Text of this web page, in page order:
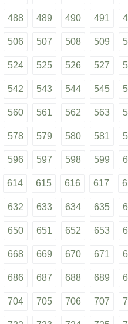
488 489 490 491
506 507 508 509
524 525 526 527
542 543 544 545
560 561 562 563
578 579 580 581
596 597 598 599
614 615 616 617
632 633 634 635
650 651 652 653
668 669 670 671
686 687 688 689
704 705 706 707